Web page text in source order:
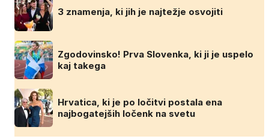
3 znamenja, ki jih je najtežje osvojiti
Zgodovinsko! Prva Slovenka, ki ji je uspelo
kaj takega
Hrvatica, ki je po ločitvi postala ena
najbogatejših ločenk na svetu